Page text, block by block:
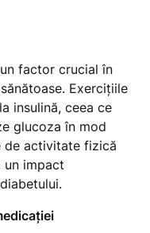
factor crucial în
Exercițiile
insulină, ceea ce
glucoza în mod
de activitate fizică
un impact